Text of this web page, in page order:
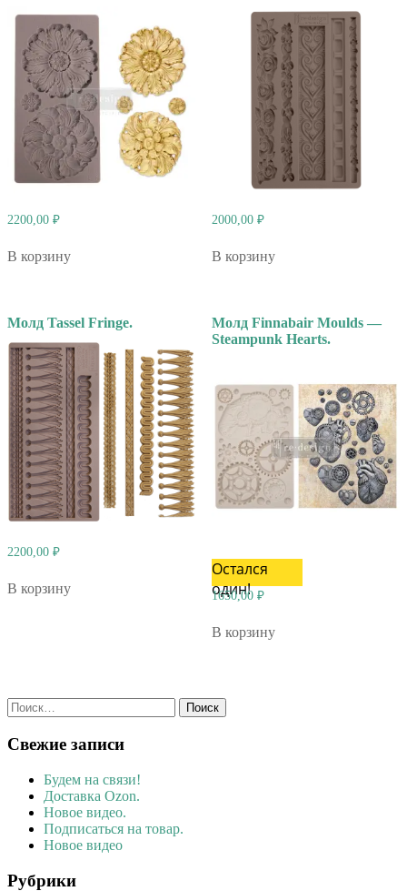
2200,00 ₽
В корзину
2000,00 ₽
В корзину
Молд Tassel Fringe.
2200,00 ₽
В корзину
Молд Finnabair Moulds —
Steampunk Hearts.
Остался
один!
1650,00 ₽
В корзину
Найти:
Свежие записи
Будем на связи!
Доставка Ozon.
Новое видео.
Подписаться на товар.
Новое видео
Рубрики